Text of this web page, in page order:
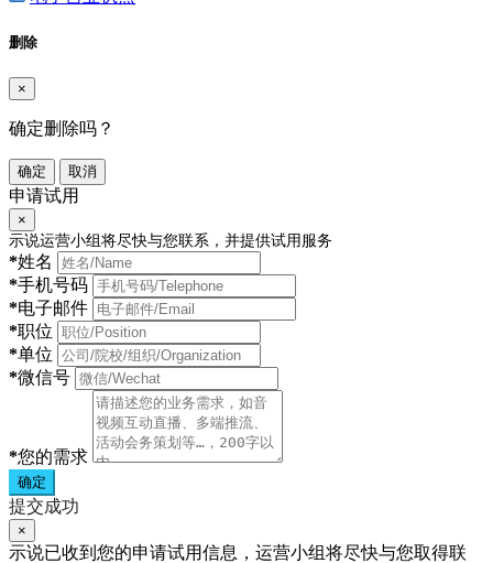
删除
×
确定删除吗？
确定 取消
申请试用
×
示说运营小组将尽快与您联系，并提供试用服务
*姓名
*手机号码
*电子邮件
*职位
*单位
*微信号
*您的需求
确定
提交成功
×
示说已收到您的申请试用信息，运营小组将尽快与您取得联